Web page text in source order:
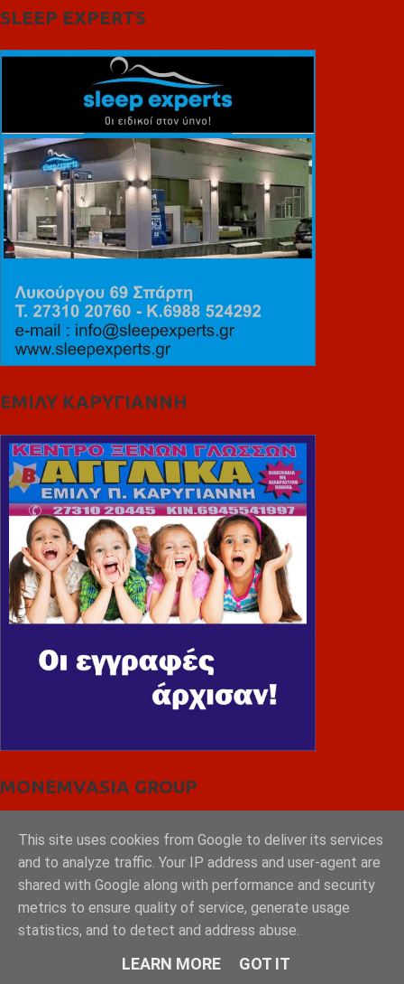
SLEEP EXPERTS
ΕΜΙΛΥ ΚΑΡΥΓΙΑΝΝΗ
MONEMVASIA GROUP
This site uses cookies from Google to deliver its services
and to analyze traffic. Your IP address and user-agent are
shared with Google along with performance and security
metrics to ensure quality of service, generate usage
statistics, and to detect and address abuse.
LEARN MORE GOT IT